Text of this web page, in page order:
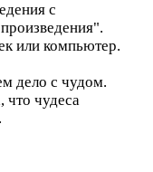
с
или компьютер.
дело с чудом.
что чудеса